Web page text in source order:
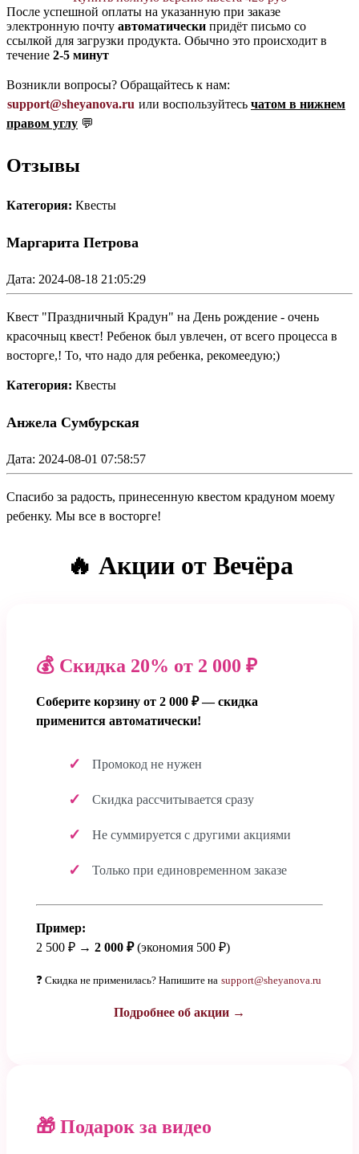
После успешной оплаты на указанную при заказе
электронную почту автоматически придёт письмо со
ссылкой для загрузки продукта. Обычно это происходит в
течение 2-5 минут
Возникли вопросы? Обращайтесь к нам:
support@sheyanova.ru или воспользуйтесь чатом в нижнем
правом углу 💬
Отзывы
Категория: Квесты
Маргарита Петрова
Дата: 2024-08-18 21:05:29
Квест "Праздничный Крадун" на День рождение - очень
красочныц квест! Ребенок был увлечен, от всего процесса в
восторге,! То, что надо для ребенка, рекомеедую;)
Категория: Квесты
Анжела Сумбурская
Дата: 2024-08-01 07:58:57
Спасибо за радость, принесенную квестом крадуном моему
ребенку. Мы все в восторге!
🔥 Акции от Вечёра
💰 Скидка 20% от 2 000 ₽
Соберите корзину от 2 000 ₽ — скидка
применится автоматически!
Промокод не нужен
Скидка рассчитывается сразу
Не суммируется с другими акциями
Только при единовременном заказе
Пример:
2 500 ₽ → 2 000 ₽(экономия 500 ₽)
❓ Скидка не применилась? Напишите на support@sheyanova.ru
Подробнее об акции →
🎁 Подарок за видео